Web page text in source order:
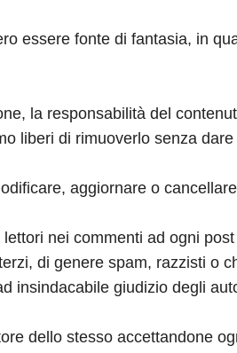
essere fonte di fantasia, in
la responsabilità del
liberi di rimuoverlo senza
aggiornare o
nei commenti ad ogni
di genere spam, razzisti o
insindacabile giudizio degli
dello stesso accettandone